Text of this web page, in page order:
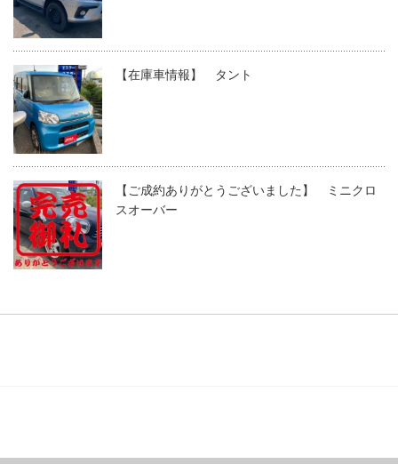
【在庫車情報】 タント
【ご成約ありがとうございました】 ミニクロ
スオーバー